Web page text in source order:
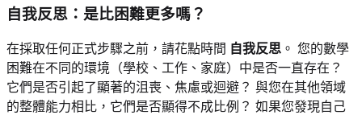
自我反思：是比困難更多嗎？
在採取任何正式步驟之前，請花點時間 自我反思 。 您的數學
困難在不同的環境（學校、工作、家庭）中是否一直存在？
它們是否引起了顯著的沮喪、焦慮或迴避？ 與您在其他領域
的整體能力相比，它們是否顯得不成比例？ 如果您發現自己